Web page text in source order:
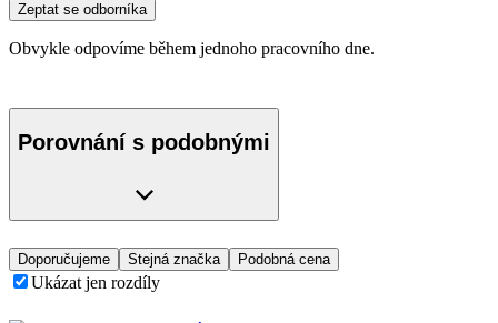
Zeptat se odborníka
Obvykle odpovíme během jednoho pracovního dne.
Porovnání s podobnými
Doporučujeme Stejná značka Podobná cena
Ukázat jen rozdíly